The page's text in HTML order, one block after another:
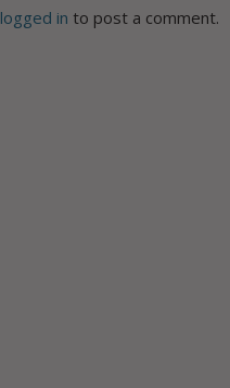
logged in to post a comment.